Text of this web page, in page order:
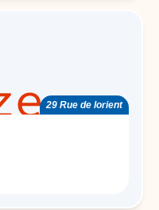
29 Rue de lorient